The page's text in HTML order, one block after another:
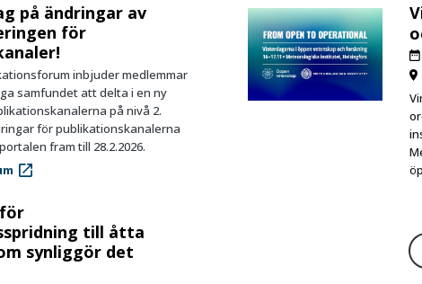
på ändringar av
för
inbjuder medlemmar
samfundet att delta i en ny
på nivå 2.
för publikationskanalerna
fram till 28.2.2026.
till åtta
synliggör det